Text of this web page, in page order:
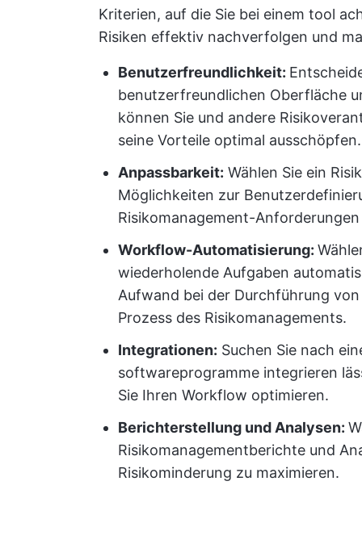
Kriterien, auf die Sie bei einem tool
Risiken effektiv nachverfolgen und
Benutzerfreundlichkeit:
benutzerfreundlichen Oberfläche
können Sie und andere
seine Vorteile optimal ausschöpfen.
Anpassbarkeit: Wählen Sie ein
Möglichkeiten zur
Risikomanagement-
Workflow-Automatisierung:
wiederholende Aufgaben
Aufwand bei der Durchführung
Prozess des Risikomanagements.
Integrationen: Suchen Sie nach
softwareprogramme integrieren
Sie Ihren Workflow optimieren.
Berichterstellung und Analysen:
Risikomanagementberichte und
Risikominderung zu maximieren.